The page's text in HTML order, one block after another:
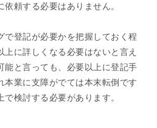
頼する必要はありません。
で登記が必要かを把握しておく程
に詳しくなる必要はないと言え
能と言っても、必要以上に登記手
本業に支障がでては本末転倒です
検討する必要があります。